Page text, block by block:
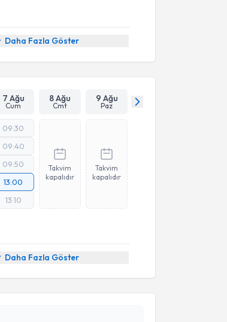
Daha Fazla Göster
7 Ağu
Cum
8 Ağu
Cmt
9 Ağu
Paz
09:30
09:40
09:50
13:00
13:10
Takvim
kapalıdır
Takvim
kapalıdır
Daha Fazla Göster